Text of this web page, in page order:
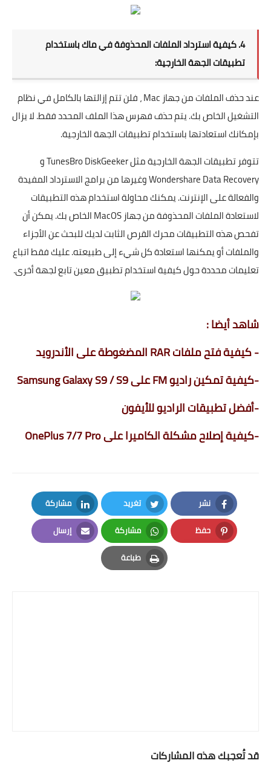
4. كيفية استرداد الملفات المحذوفة في ماك باستخدام
تطبيقات الجهة الخارجية:
عند حذف الملفات من جهاز Mac ، فلن تتم إزالتها بالكامل في نظام
التشغيل الخاص بك. يتم حذف فهرس هذا الملف المحدد فقط. لا يزال
بإمكانك استعادتها باستخدام تطبيقات الجهة الخارجية.
تتوفر تطبيقاتالجهةالخارجية مثلTunesBro DiskGeekerو
Wondershare Data Recoveryوغيرها من برامج الاسترداد المفيدة
والفعالة على الإنترنت. يمكنك محاولة استخدام هذه التطبيقات
لاستعادة الملفات المحذوفة من جهاز MacOS الخاص بك. يمكن أن
تفحص هذه التطبيقات محرك القرص الثابت لديك للبحث عن الأجزاء
والملفات أو يمكنها استعادة كل شيء إلى طبيعته. عليك فقط اتباع
تعليمات محددة حول كيفية استخدام تطبيق معين تابع لجهة أخرى.
شاهد أيضا :
-كيفية فتح ملفات RAR المضغوطة على الأندرويد
-كيفية تمكين راديو FM على Samsung Galaxy S9 / S9
-أفضل تطبيقات الراديو للأيفون
-كيفية إصلاح مشكلة الكاميرا على OnePlus 7/7 Pro
نشر
Facebook
تغريد
Twitter
مشاركة
LinkedIn
حفظ
Pinterest
مشاركة
Whatsapp
إرسال
Email
طباعة
Print
قد تُعجبك هذه المشاركات